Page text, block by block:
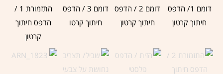
דומם 1/ הדפס
חיתוך קרטון
דומם 2 / הדפס
חיתוך קרטון
דומם 3 / הדפס
חיתוך קרטו
התזמורת 1 /
הדפס חיתוך
קרטון